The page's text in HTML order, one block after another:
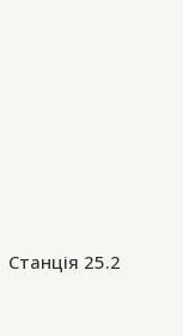
Станція 25.2